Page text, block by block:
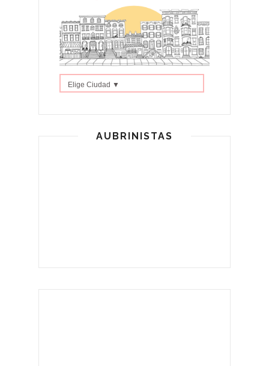
Elige Ciudad ▼
AUBRINISTAS